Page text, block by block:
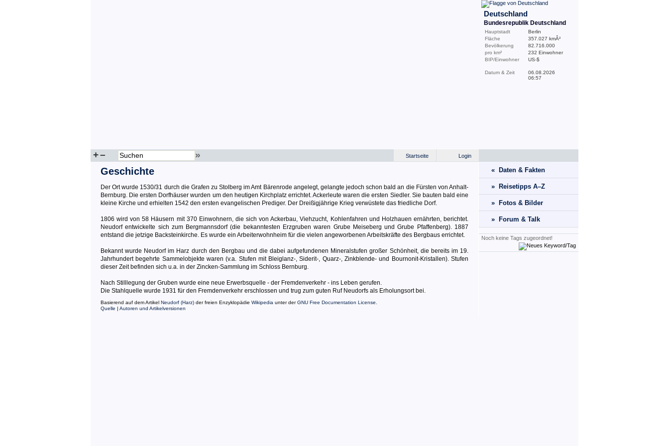
Deutschland
Bundesrepublik Deutschland
Hauptstadt
Berlin
Fläche
357.027 kmÂ²
Bevölkerung
82.716.000
pro km²
232 Einwohner
BIP/Einwohner
US-$
Datum & Zeit
06.08.2026
06:57
+– » Login
Startseite
Geschichte
Der Ort wurde 1530/31 durch die Grafen zu Stolberg im Amt Bärenrode angelegt, gelangte jedoch schon bald an die Fürsten von Anhalt-
Bernburg. Die ersten Dorfhäuser wurden um den heutigen Kirchplatz errichtet. Ackerleute waren die ersten Siedler. Sie bauten bald eine
kleine Kirche und erhielten 1542 den ersten evangelischen Prediger. Der Dreißigjährige Krieg verwüstete das friedliche Dorf.
1806 wird von 58 Häusern mit 370 Einwohnern, die sich von Ackerbau, Viehzucht, Kohlenfahren und Holzhauen ernährten, berichtet.
Neudorf entwickelte sich zum Bergmannsdorf (die bekanntesten Erzgruben waren Grube Meiseberg und Grube Pfaffenberg). 1887
entstand die jetzige Backsteinkirche. Es wurde ein Arbeiterwohnheim für die vielen angeworbenen Arbeitskräfte des Bergbaus errichtet.
Bekannt wurde Neudorf im Harz durch den Bergbau und die dabei aufgefundenen Mineralstufen großer Schönheit, die bereits im 19.
Jahrhundert begehrte Sammelobjekte waren (v.a. Stufen mit Bleiglanz-, Siderit-, Quarz-, Zinkblende- und Bournonit-Kristallen). Stufen
dieser Zeit befinden sich u.a. in der Zincken-Sammlung im Schloss Bernburg.
Nach Stilllegung der Gruben wurde eine neue Erwerbsquelle - der Fremdenverkehr - ins Leben gerufen.
Die Stahlquelle wurde 1931 für den Fremdenverkehr erschlossen und trug zum guten Ruf Neudorfs als Erholungsort bei.
Basierend auf dem Artikel Neudorf (Harz) der freien Enzyklopädie Wikipedia unter derGNU Free Documentation License
Quelle | Autoren und Artikelversionen
« Daten & Fakten
» Reisetipps A–Z
» Fotos & Bilder
» Forum & Talk
Noch keine Tags zugeordnet!